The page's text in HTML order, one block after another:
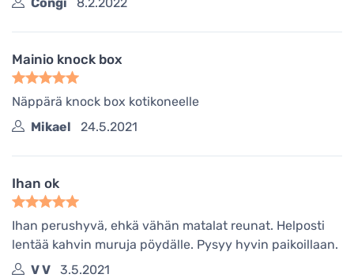
Mainio knock box
Näppärä knock box kotikoneelle
Mikael
24.5.2021
Ihan ok
Ihan perushyvä, ehkä vähän matalat reunat. Helposti
lentää kahvin muruja pöydälle. Pysyy hyvin paikoillaan.
V V
3.5.2021